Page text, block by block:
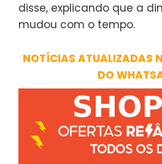
disse, explicando que a
mudou com o tempo.
NOTÍCIAS ATUALIZADAS
DO